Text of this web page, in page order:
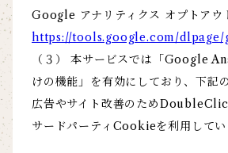
Google アナリティクス オプトアウ
https://tools.google.com/
（３） 本サービスでは「Google
けの機能」を有効にしており、下記
広告やサイト改善のため
サードパーティCookieを利用してい